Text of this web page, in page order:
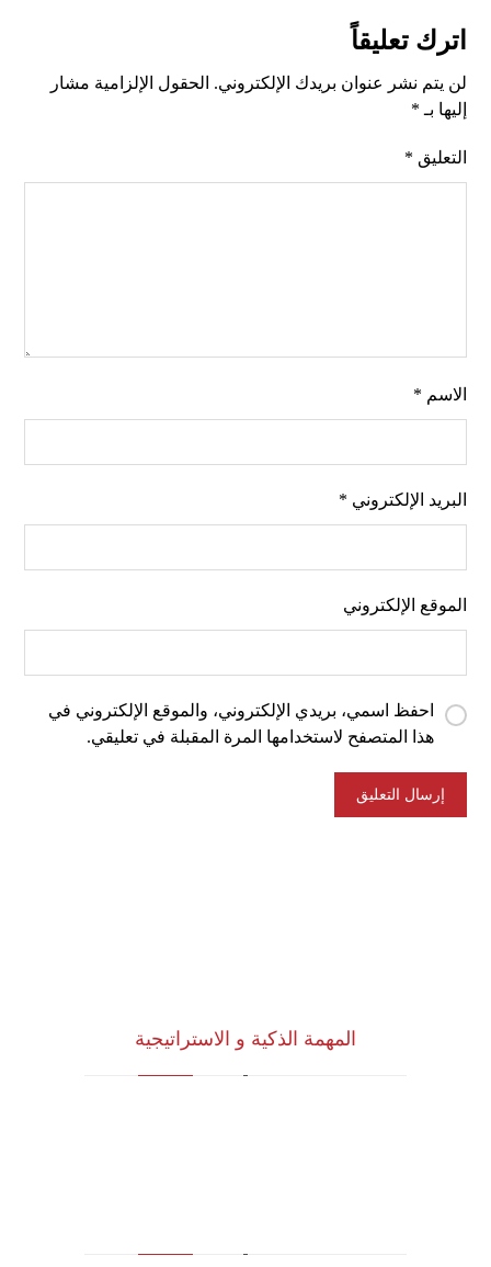
اترك تعليقاً
لن يتم نشر عنوان بريدك الإلكتروني. الحقول الإلزامية مشار
إليها بـ *
التعليق *
الاسم *
البريد الإلكتروني *
الموقع الإلكتروني
احفظ اسمي، بريدي الإلكتروني، والموقع الإلكتروني في
هذا المتصفح لاستخدامها المرة المقبلة في تعليقي.
المهمة الذكية و الاستراتيجية